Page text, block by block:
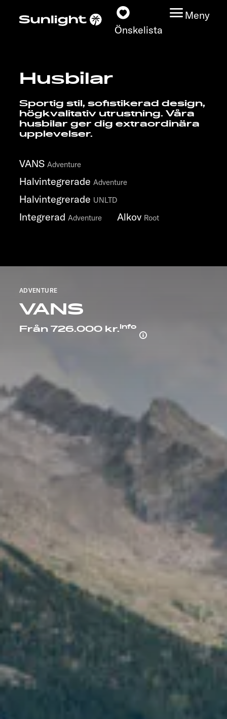
Önskelista
Meny
Modeller
Konfigurator
Find din Sunlight
Hitta återförsäljare
Upptäck
Service
Husbilar
Sportig stil, sofistikerad design,
högkvalitativ utrustning. Våra
husbilar ger dig extraordinära
upplevelser.
VANS Adventure
Halvintegrerade Adventure
Halvintegrerade UNLTD
Integrerad Adventure Alkov Root
VANS
ADVENTURE
Från 726.000 kr.Info